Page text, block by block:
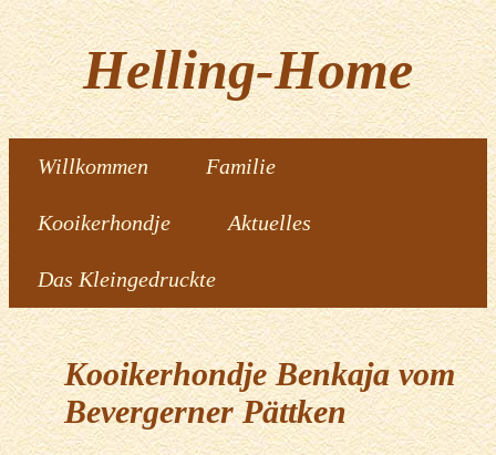
Helling-Home
Willkommen Familie
Kooikerhondje Aktuelles
Das Kleingedruckte
Kooikerhondje Benkaja vom
Bevergerner Pättken